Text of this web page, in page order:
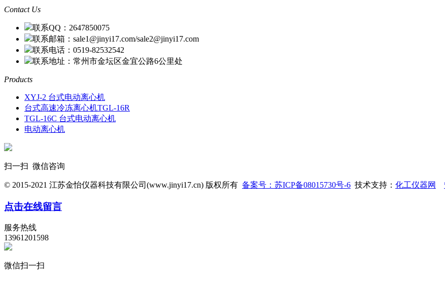
Contact Us
联系QQ：2647850075
联系邮箱：sale1@jinyi17.com/sale2@jinyi17.com
联系电话：0519-82532542
联系地址：常州市金坛区金宜公路6公里处
Products
XYJ-2 台式电动离心机
台式高速冷冻离心机TGL-16R
TGL-16C 台式电动离心机
电动离心机
扫一扫 微信咨询
© 2015-2021 江苏金怡仪器科技有限公司(www.jinyi17.cn) 版权所有 备案号：苏ICP备08015730号-6 技术支持： 化工仪器网
点击在线留言
服务热线
13961201598
微信扫一扫